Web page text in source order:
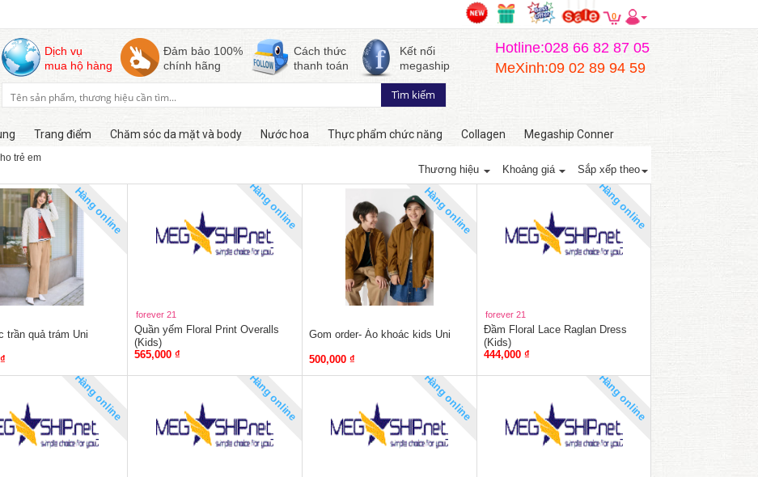
0
Dịch vụ
mua hộ hàng
Đảm bảo 100%
chính hãng
Cách thức
thanh toán
Kết nối
megaship
Hotline:028 66 82 87 05
MeXinh:09 02 89 94 59
Trang điểm Chăm sóc da mặt và body Nước hoa Thực phẩm chức năng Collagen Megaship Conner
trẻ em
Thương hiệu Khoảng giá Sắp xếp theo
Hàng online
trần quả trám Uni
Hàng online
forever 21
Quần yếm Floral Print Overalls
(Kids)
565,000 ₫
Hàng online
Gom order- Áo khoác kids Uni
500,000 ₫
Hàng online
forever 21
Đầm Floral Lace Raglan Dress
(Kids)
444,000 ₫
Hàng online Hàng online Hàng online Hàng online